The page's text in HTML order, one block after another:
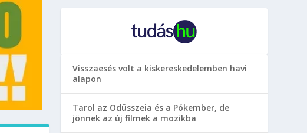
Visszaesés volt a kiskereskedelemben havi
alapon
Tarol az Odüsszeia és a Pókember, de
jönnek az új filmek a mozikba